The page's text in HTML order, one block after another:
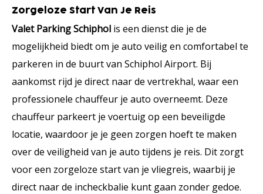
Zorgeloze Start Van Je Reis
Valet Parking Schiphol is een dienst die je de
mogelijkheid biedt om je auto veilig en comfortabel te
parkeren in de buurt van Schiphol Airport. Bij
aankomst rijd je direct naar de vertrekhal, waar een
professionele chauffeur je auto overneemt. Deze
chauffeur parkeert je voertuig op een beveiligde
locatie, waardoor je je geen zorgen hoeft te maken
over de veiligheid van je auto tijdens je reis. Dit zorgt
voor een zorgeloze start van je vliegreis, waarbij je
direct naar de incheckbalie kunt gaan zonder gedoe.